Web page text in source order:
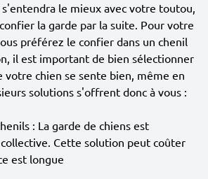
le mieux avec votre toutou,
la garde par la suite. Pour votre
préférez le confier dans un chenil
il est important de bien sélectionner
chien se sente bien, même en
solutions s'offrent donc à vous :
: La garde de chiens est
Cette solution peut coûter
est longue